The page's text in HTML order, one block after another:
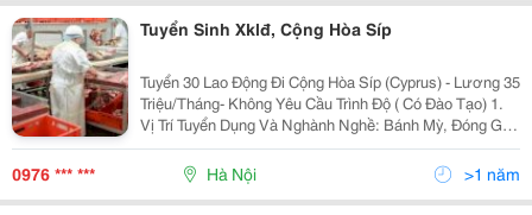
Tuyển Sinh Xklđ, Cộng Hòa Síp
Tuyển 30 Lao Động Đi Cộng Hòa Síp (Cyprus) - Lương 35
Triệu/Tháng- Không Yêu Cầu Trình Độ ( Có Đào Tạo) 1.
Vị Trí Tuyển Dụng Và Nghành Nghề: Bánh Mỳ, Đóng Gói,
Đầu Bếp, Nhà Hàng, Khách Sạn, Massge, (18-38 Tuổi)
Nông Nghiệp:trồng Thu...
0976 *** *** Hà Nội >1 năm